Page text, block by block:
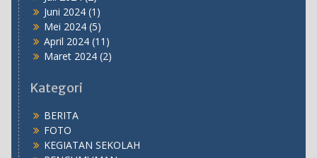
Juni 2024(1)
Mei 2024(5)
April 2024(11)
Maret 2024(2)
Kategori
BERITA
FOTO
KEGIATAN SEKOLAH